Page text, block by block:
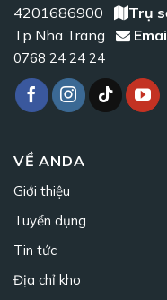
4201686900
Trụ
Tp Nha Trang
0768 24 24 24
VỀ ANDA
Giới thiệu
Tuyển dụng
Tin tức
Địa chỉ kho